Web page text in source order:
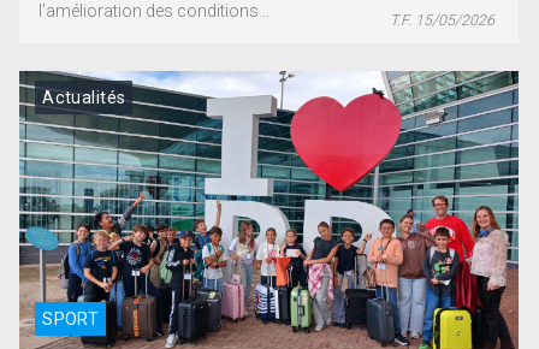
l’amélioration des conditions... T.F. 15/05/2026
SPORT
Actualités